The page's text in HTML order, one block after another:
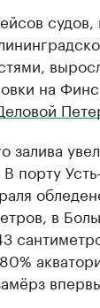
на
залива
порту
в